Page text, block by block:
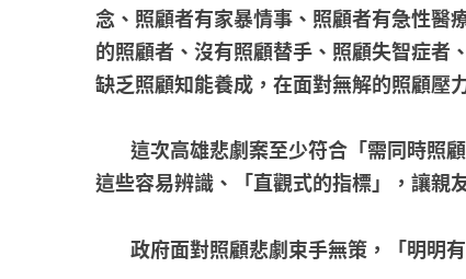
念、照顧者有家暴情事、照顧者有急性醫
的照顧者、沒有照顧替手、照顧失智症者
缺乏照顧知能養成，在面對無解的照顧壓
這次高雄悲劇案至少符合「需同時照
這些容易辨識、「直觀式的指標」，讓親
政府面對照顧悲劇束手無策，「明明